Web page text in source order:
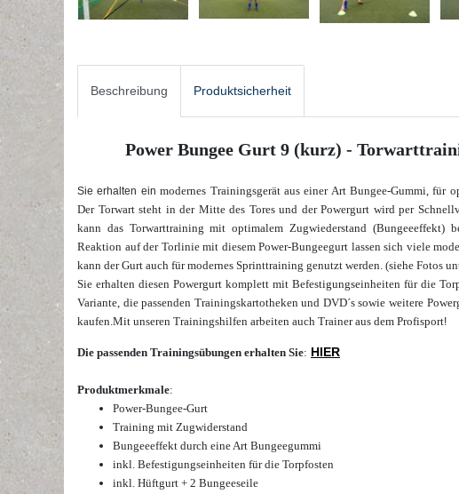
Beschreibung Produktsicherheit
Power Bungee Gurt 9 (kurz) -
Sie erhalten ein modernes Trainingsgerät aus einer Art Bungee-Gummi, für
Der Torwart steht in der Mitte des Tores und der Powergurt wird per
kann das Torwarttraining mit optimalem Zugwiederstand (Bungeeeffekt)
Reaktion auf der Torlinie mit diesem Power-Bungeegurt lassen sich viele
kann der Gurt auch für modernes Sprinttraining genutzt werden. (siehe Fotos
Sie erhalten diesen Powergurt komplett mit Befestigungseinheiten für die
Variante, die passenden Trainingskartotheken und DVD´s sowie weitere
kaufen.Mit unseren Trainingshilfen arbeiten auch Trainer aus dem Profisport!
Die passenden Trainingsübungen erhalten Sie: HIER
Produktmerkmale:
Power-Bungee-Gurt
Training mit Zugwiderstand
Bungeeeffekt durch eine Art Bungeegummi
inkl. Befestigungseinheiten für die Torpfosten
inkl. Hüftgurt + 2 Bungeeseile